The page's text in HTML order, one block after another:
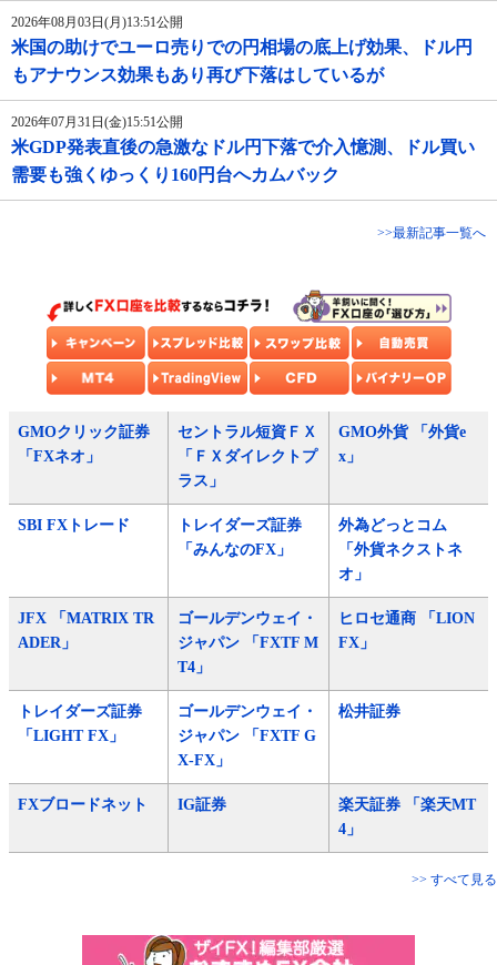
2026年08月03日(月)13:51公開
米国の助けでユーロ売りでの円相場の底上げ効果、ドル円
もアナウンス効果もあり再び下落はしているが
2026年07月31日(金)15:51公開
米GDP発表直後の急激なドル円下落で介入憶測、ドル買い
需要も強くゆっくり160円台へカムバック
>>最新記事一覧へ
GMOクリック証券
「FXネオ」
セントラル短資ＦＸ
「ＦＸダイレクトプ
ラス」
GMO外貨 「外貨e
x」
SBI FXトレード
トレイダーズ証券
「みんなのFX」
外為どっとコム
「外貨ネクストネ
オ」
JFX 「MATRIX TR
ADER」
ゴールデンウェイ・
ジャパン 「FXTF M
T4」
ヒロセ通商 「LION
FX」
トレイダーズ証券
「LIGHT FX」
ゴールデンウェイ・
ジャパン 「FXTF G
X-FX」
松井証券
FXブロードネット IG証券
楽天証券 「楽天MT
4」
>> すべて見る